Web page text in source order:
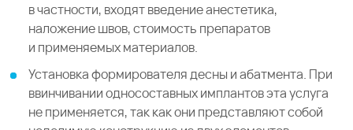
в частности, входят введение анестетика,
наложение швов, стоимость препаратов
и применяемых материалов.
Установка формирователя десны и абатмента. При
ввинчивании односоставных имплантов эта услуга
не применяется, так как они представляют собой